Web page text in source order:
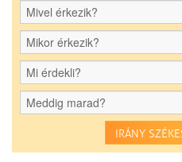
IRÁNY